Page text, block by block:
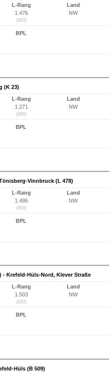
L-Rang
1.476
(893)
Land
NW
BPL
(K 23)
L-Rang
1.271
(689)
Land
NW
BPL
Vinnbruck (L 478)
L-Rang
1.486
(903)
Land
NW
BPL
Krefeld-Hüls-Nord, Klever Straße
L-Rang
1.503
(920)
Land
NW
BPL
Hüls (B 509)